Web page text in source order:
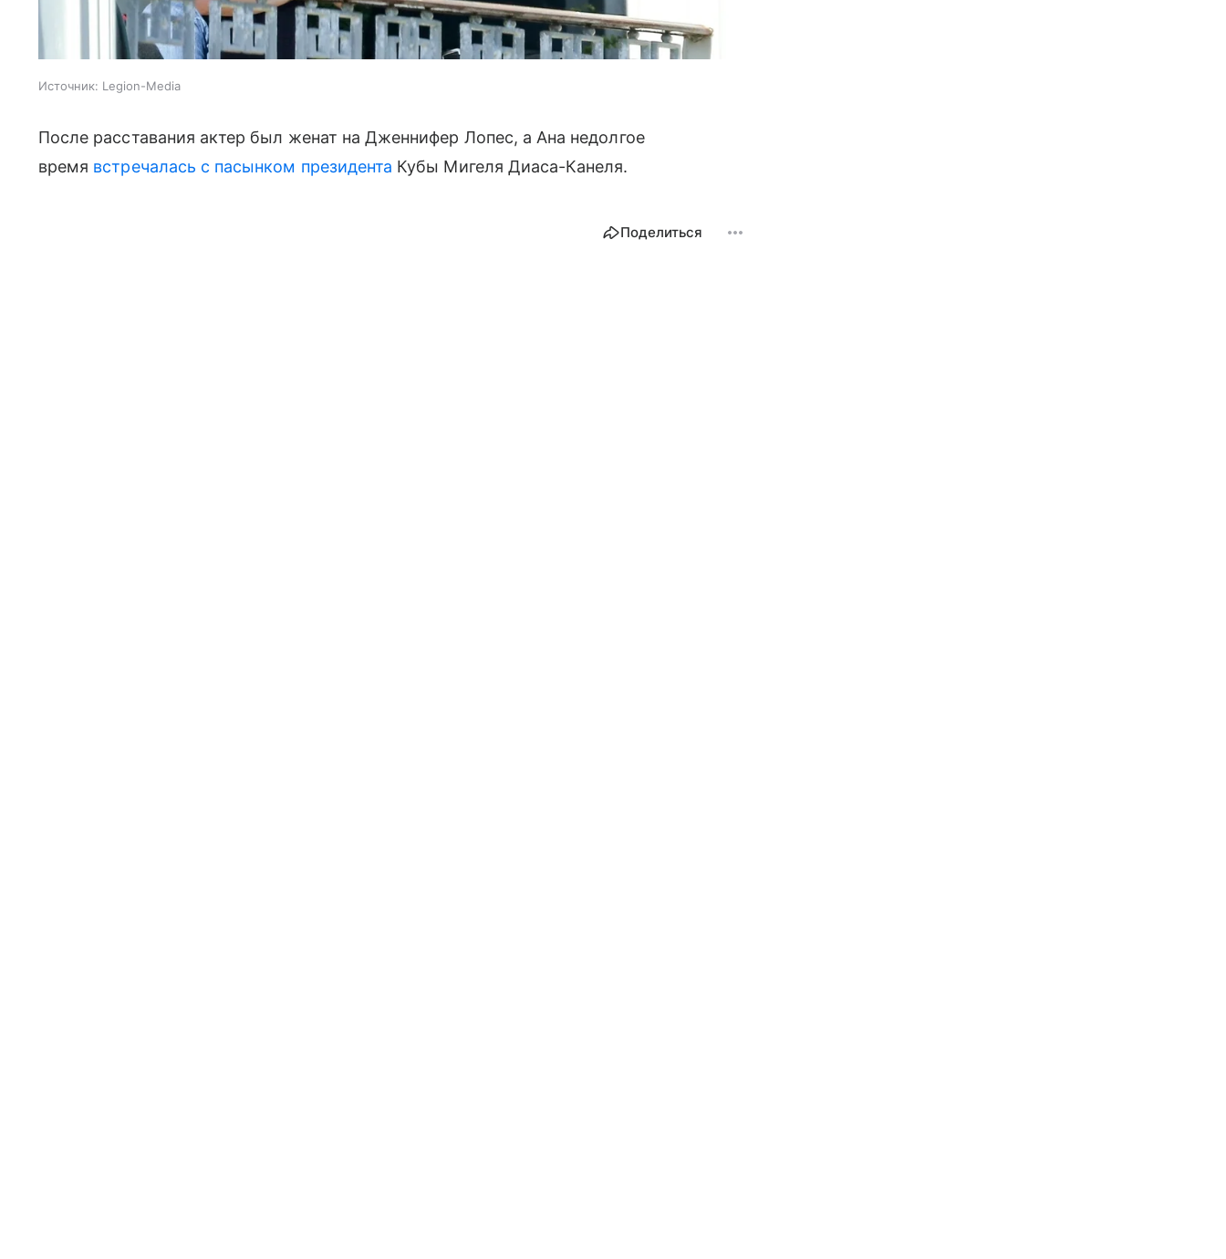
Источник: Legion-Media
После расставания актер был женат на Дженнифер Лопес, а Ана недолгое
время встречалась с пасынком президента Кубы Мигеля Диаса-Канеля.
Поделиться